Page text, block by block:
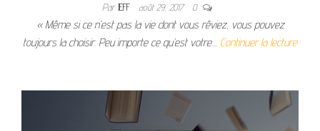
ParJEFF août 29, 2017 0
« Même si ce n’est pas la vie dont vous rêviez, vous pouvez
toujours la choisir. Peu importe ce qu’est votre… Continuer la lecture